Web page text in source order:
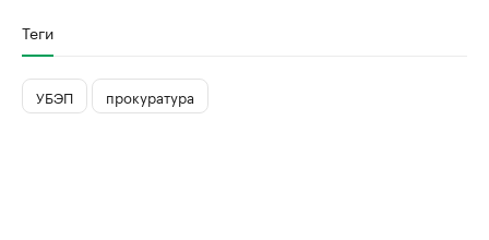
Теги
УБЭП прокуратура